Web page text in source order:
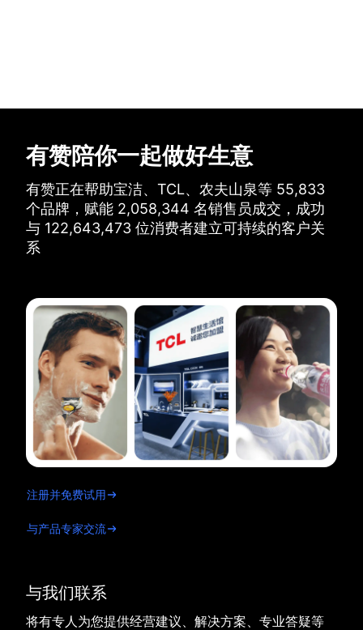
有赞陪你一起做好生意
有赞正在帮助宝洁、TCL、农夫山泉等 55,833
个品牌， 赋能 2,058,344 名销售员成交， 成功
与 122,643,473 位消费者建立可持续的客户关
系
与我们联系
将有专人为您提供经营建议、解决方案、专业答疑等
注册并免费试用
与产品专家交流